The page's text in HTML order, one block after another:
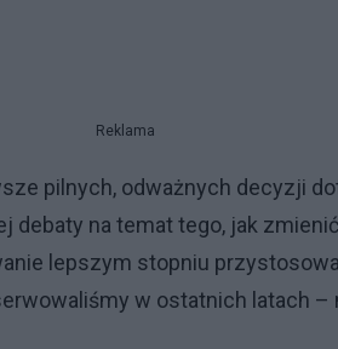
Reklama
pilnych, odważnych decyzji
na temat tego, jak
lepszym stopniu
w ostatnich latach